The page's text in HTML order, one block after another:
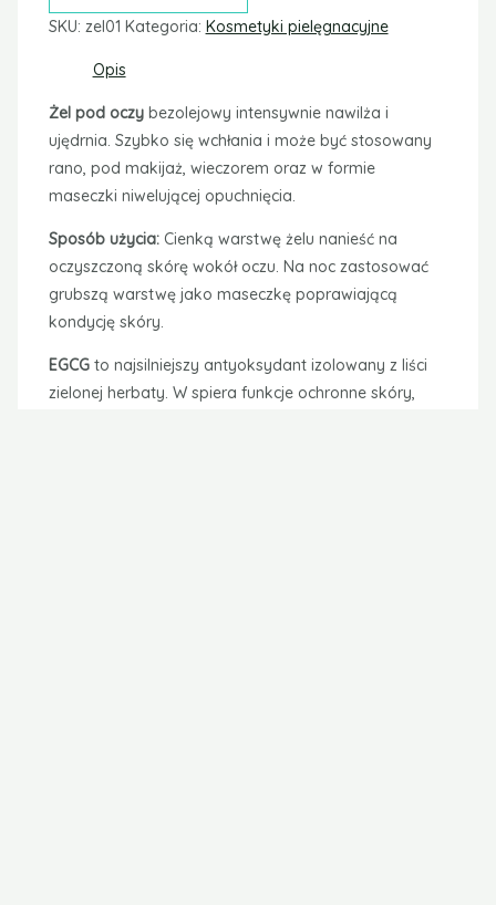
SKU: zel01 Kategoria: Kosmetyki pielęgnacyjne
Opis
Żel pod oczybezolejowy intensywnie nawilża i
ujędrnia. Szybko się wchłania i może być stosowany
rano, pod makijaż, wieczorem oraz w formie
maseczki niwelującej opuchnięcia.
Sposób użycia:Cienką warstwę żelu nanieść na
oczyszczoną skórę wokół oczu. Na noc zastosować
grubszą warstwę jako maseczkę poprawiającą
kondycję skóry.
EGCGto najsilniejszy antyoksydant izolowany z liści
zielonej herbaty. W spiera funkcje ochronne skóry,